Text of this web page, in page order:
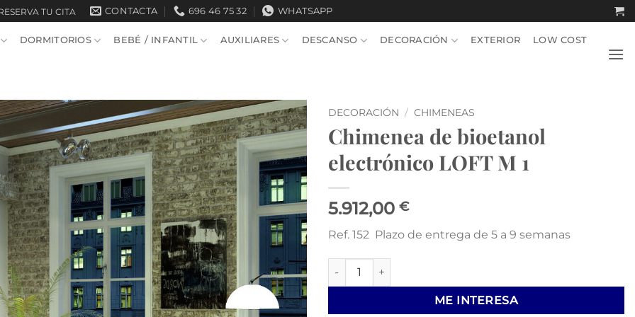
TU CITA CONTACTA 696 46 75 32 WHATSAPP
DORMITORIOS BEBÉ / INFANTIL AUXILIARES DESCANSO DECORACIÓN EXTERIOR LOW COST
DECORACIÓN / CHIMENEAS
Chimenea de bioetanol
electrónico LOFT M 1
5.912,00 €
Ref. 152 Plazo de entrega de 5 a 9 semanas
Chimenea de bioetanol electrónico LOFT M 1 cantidad
ME INTERESA